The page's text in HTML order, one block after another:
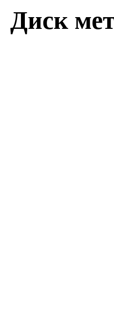
Диск